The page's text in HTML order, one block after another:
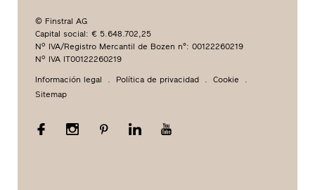
© Finstral AG
Capital social: € 5.648.702,25
Nº IVA/Registro Mercantil de Bozen n°: 00122260219
Nº IVA IT00122260219
Información legal Política de privacidad
Cookie
Sitemap